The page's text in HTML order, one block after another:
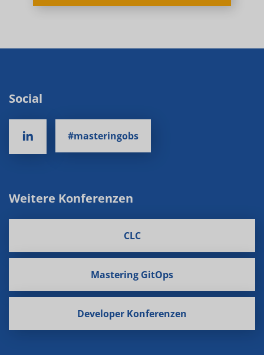
Social
#masteringobs
Weitere Konferenzen
CLC
Mastering GitOps
Developer Konferenzen